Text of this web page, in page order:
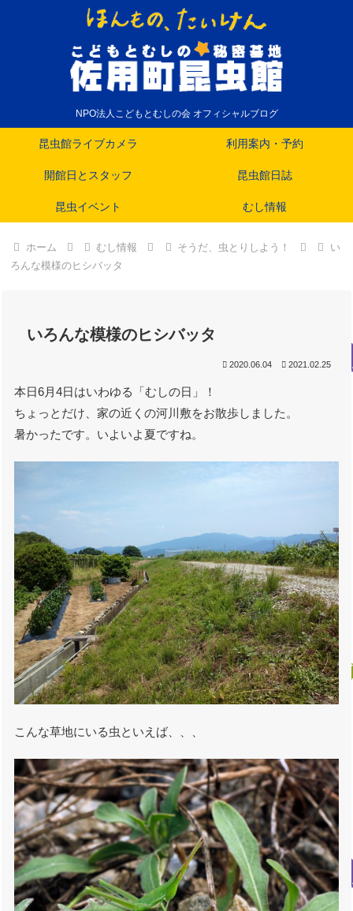
NPO法人こどもとむしの会 オフィシャルブログ
昆虫館ライブカメラ 利用案内・予約
開館日とスタッフ 昆虫館日誌
昆虫イベント むし情報
ホーム むし情報 そうだ、虫とりしよう！
い
ろんな模様のヒシバッタ
いろんな模様のヒシバッタ
2020.06.04 2021.02.25
本日6月4日はいわゆる「むしの日」！
ちょっとだけ、家の近くの河川敷をお散歩しました。
暑かったです。いよいよ夏ですね。
こんな草地にいる虫といえば、、、